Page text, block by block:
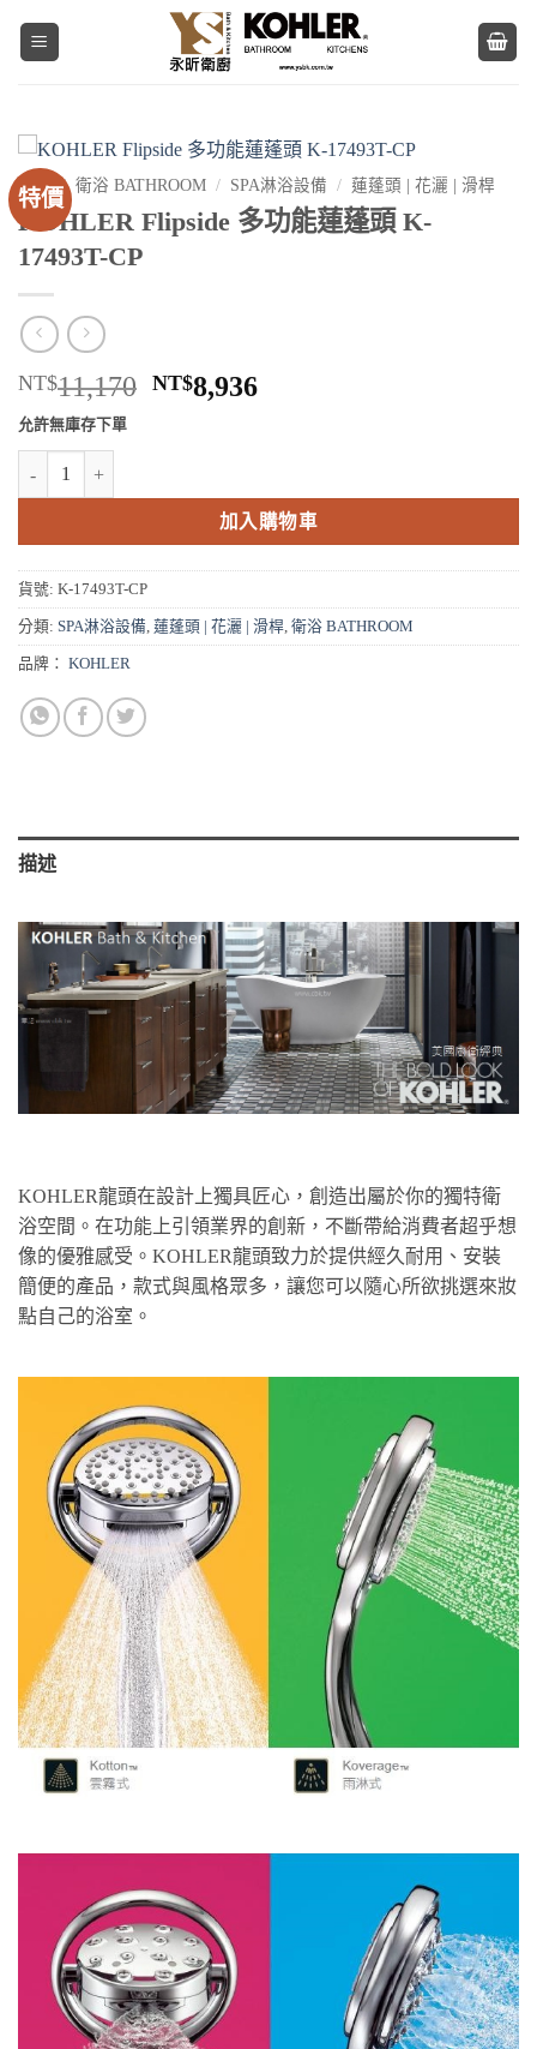
特價
首頁 / 衛浴 BATHROOM / SPA淋浴設備 / 蓮蓬頭 | 花灑 | 滑桿
KOHLER Flipside 多功能蓮蓬頭 K-
17493T-CP
NT$11,170 原
NT$11,170。
NT$8,936目
NT$8,936。
允許無庫存下單
加入購物車
貨號: K-17493T-CP
分類: SPA淋浴設備, 蓮蓬頭 | 花灑 | 滑桿, 衛浴 BATHROOM
品牌： KOHLER
描述
KOHLER龍頭在設計上獨具匠心，創造出屬於你的獨特衛
浴空間。在功能上引領業界的創新，不斷帶給消費者超乎想
像的優雅感受。KOHLER龍頭致力於提供經久耐用、安裝
簡便的產品，款式與風格眾多，讓您可以隨心所欲挑選來妝
點自己的浴室。